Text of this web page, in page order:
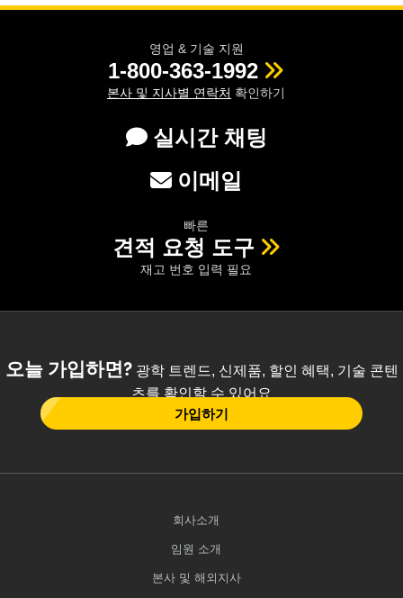
영업 & 기술 지원
1-800-363-1992
본사 및 지사별 연락처 확인하기
실시간 채팅
이메일
빠른
견적 요청 도구
재고 번호 입력 필요
오늘 가입하면?광학 트렌드, 신제품, 할인 혜택, 기술 콘텐
츠를 확인할 수 있어요
가입하기
회사소개
임원 소개
본사 및 해외지사